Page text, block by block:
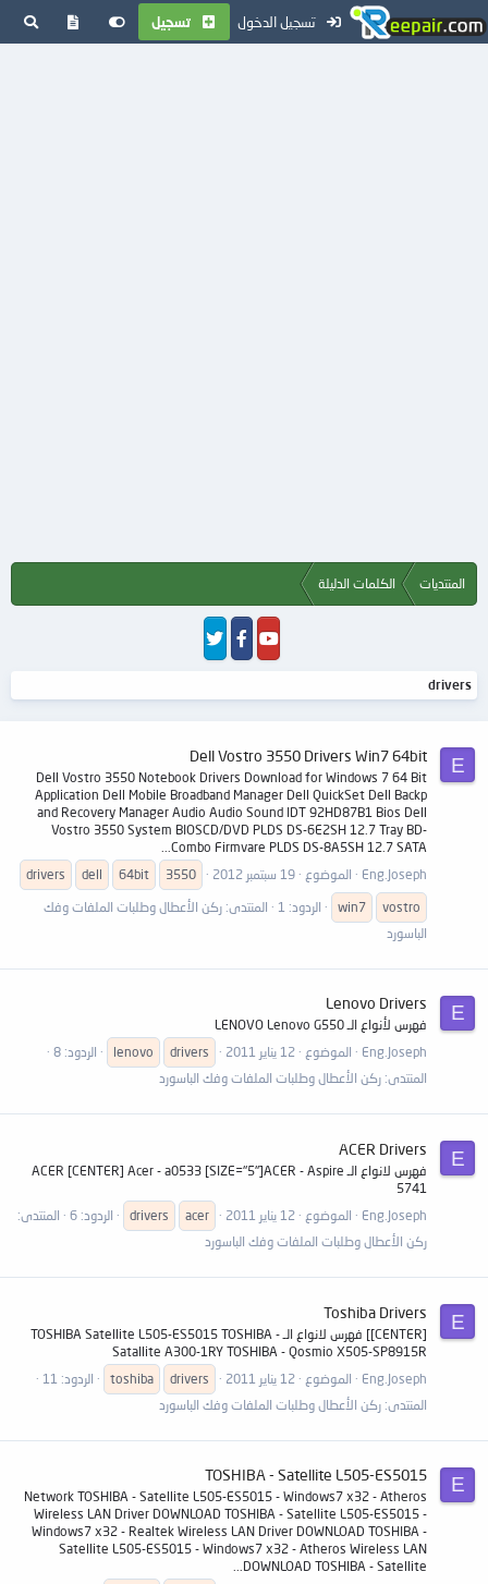
تسجيل الدخول تسجيل
المنتديات الكلمات الدليلة
drivers
E
Dell Vostro 3550 Drivers Win7 64bit
Dell Vostro 3550 Notebook Drivers Download for Windows 7 64 Bit
Application Dell Mobile Broadband Manager Dell QuickSet Dell Backp
and Recovery Manager Audio Audio Sound IDT 92HD87B1 Bios Dell
Vostro 3550 System BIOSCD/DVD PLDS DS-6E2SH 12.7 Tray BD-
Combo Firmvare PLDS DS-8A5SH 12.7 SATA...
Eng.Joseph
الموضوع 19 سبتمبر 2012 3550
64bit
dell
drivers
vostro
win7 الردود: 1 المنتدى: ركن الأعطال وطلبات الملفات وفك
الباسورد
E
Lenovo Drivers
فهرس لأنواع الـ LENOVO Lenovo G550
Eng.Joseph
الموضوع 12 يناير 2011 drivers
lenovo
الردود: 8
المنتدى: ركن الأعطال وطلبات الملفات وفك الباسورد
E
ACER Drivers
فهرس لانواع الـ ACER [CENTER] Acer - a0533 [SIZE="5"]ACER - Aspire
5741
Eng.Joseph
الموضوع 12 يناير 2011 acer
drivers الردود: 6
المنتدى:
ركن الأعطال وطلبات الملفات وفك الباسورد
E
Toshiba Drivers
[CENTER]] فهرس لانواع الـ TOSHIBA Satellite L505-ES5015 TOSHIBA -
Satallite A300-1RY TOSHIBA - Qosmio X505-SP8915R
Eng.Joseph
الموضوع 12 يناير 2011 drivers
toshiba
الردود: 11
المنتدى: ركن الأعطال وطلبات الملفات وفك الباسورد
E
TOSHIBA - Satellite L505-ES5015
Network TOSHIBA - Satellite L505-ES5015 - Windows7 x32 - Atheros
Wireless LAN Driver DOWNLOAD TOSHIBA - Satellite L505-ES5015 -
Windows7 x32 - Realtek Wireless LAN Driver DOWNLOAD TOSHIBA -
Satellite L505-ES5015 - Windows7 x32 - Atheros Wireless LAN
DOWNLOAD TOSHIBA - Satellite...